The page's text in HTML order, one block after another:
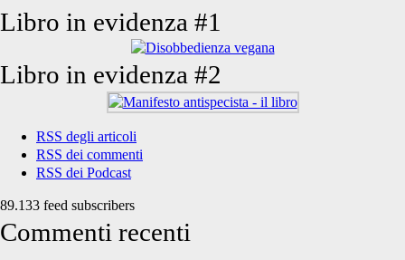
Libro in evidenza #1
Libro in evidenza #2
RSS degli articoli
RSS dei commenti
RSS dei Podcast
89.133 feed subscribers
Commenti recenti